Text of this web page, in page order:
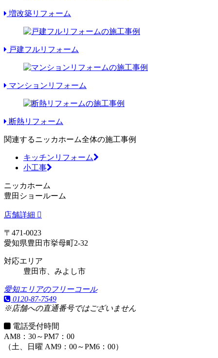
増改築リフォーム
戸建フルリフォーム
マンションリフォーム
断熱リフォーム
関連するニッカホーム全体の施工事例
キッチンリフォーム
小工事
ニッカホーム
豊田ショールーム
店舗詳細
〒471-0023
愛知県豊田市挙母町2-32
対応エリア
豊田市、みよし市
愛知エリアのフリーコール
0120-87-7549
※店舗への直通番号ではございません
電話受付時間
AM8：30～PM7：00
（土、日曜 AM9：00～PM6：00）